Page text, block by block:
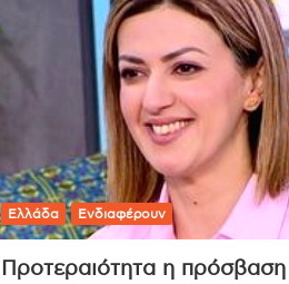
Ελλάδα Ενδιαφέρουν
Προτεραιότητα η πρόσβαση